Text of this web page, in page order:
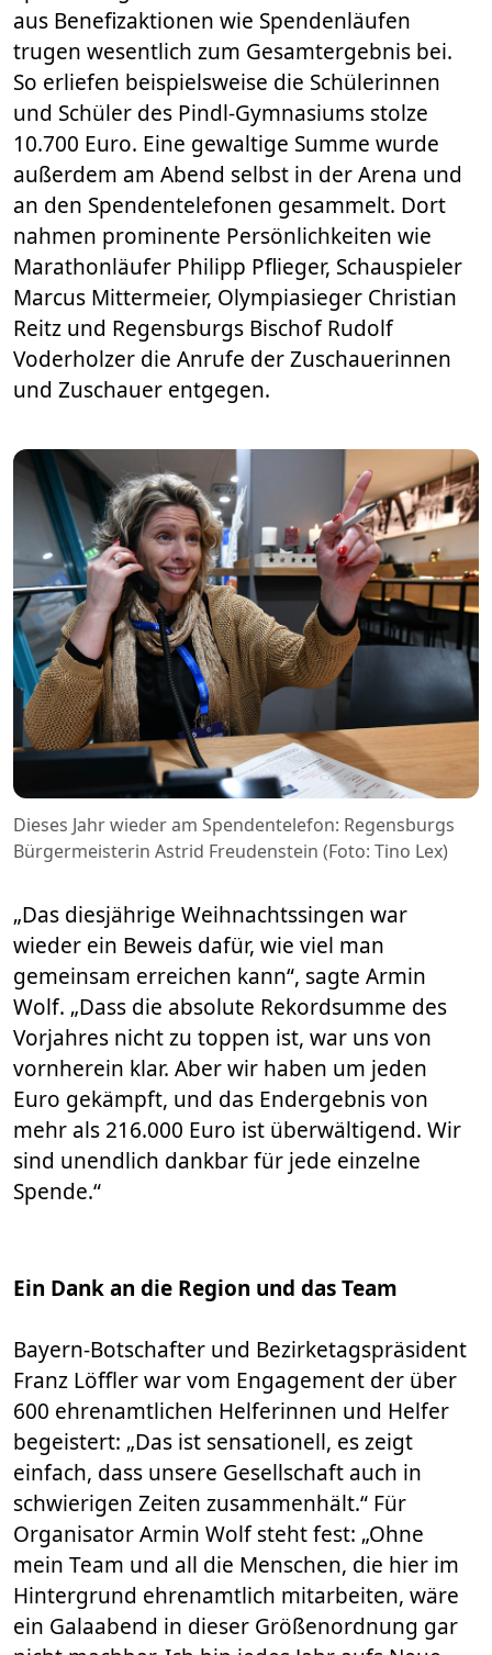
aus Benefizaktionen wie Spendenläufen
trugen wesentlich zum Gesamtergebnis bei.
So erliefen beispielsweise die Schülerinnen
und Schüler des Pindl-Gymnasiums stolze
10.700 Euro. Eine gewaltige Summe wurde
außerdem am Abend selbst in der Arena und
an den Spendentelefonen gesammelt. Dort
nahmen prominente Persönlichkeiten wie
Marathonläufer Philipp Pflieger, Schauspieler
Marcus Mittermeier, Olympiasieger Christian
Reitz und Regensburgs Bischof Rudolf
Voderholzer die Anrufe der Zuschauerinnen
und Zuschauer entgegen.
Dieses Jahr wieder am Spendentelefon: Regensburgs
Bürgermeisterin Astrid Freudenstein (Foto: Tino Lex)
„Das diesjährige Weihnachtssingen war
wieder ein Beweis dafür, wie viel man
gemeinsam erreichen kann“, sagte Armin
Wolf. „Dass die absolute Rekordsumme des
Vorjahres nicht zu toppen ist, war uns von
vornherein klar. Aber wir haben um jeden
Euro gekämpft, und das Endergebnis von
mehr als 216.000 Euro ist überwältigend. Wir
sind unendlich dankbar für jede einzelne
Spende.“
Ein Dank an die Region und das Team
Bayern-Botschafter und Bezirketagspräsident
Franz Löffler war vom Engagement der über
600 ehrenamtlichen Helferinnen und Helfer
begeistert: „Das ist sensationell, es zeigt
einfach, dass unsere Gesellschaft auch in
schwierigen Zeiten zusammenhält.“ Für
Organisator Armin Wolf steht fest: „Ohne
mein Team und all die Menschen, die hier im
Hintergrund ehrenamtlich mitarbeiten, wäre
ein Galaabend in dieser Größenordnung gar